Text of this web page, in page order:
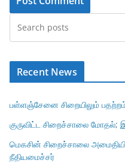
Recent News
பள்ளஞ்சேனை சிறையிலும்
குருவிட்ட சிறைச்சாலை மோதல்;
மெகசின் சிறைச்சாலை
நீதியமைச்சர்